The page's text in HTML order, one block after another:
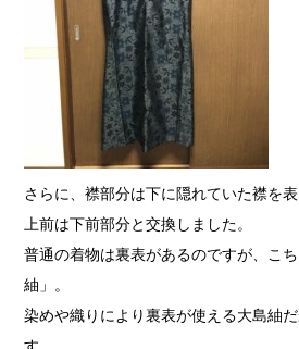
さらに、襟部分は下に隠れていた襟を
上前は下前部分と交換しました。
普通の着物は裏表があるのですが、こ
紬」。
染めや織りにより裏表が使える大島紬